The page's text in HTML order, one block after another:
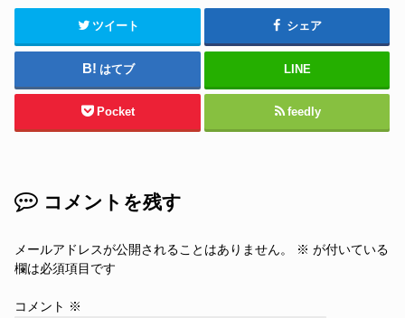
ツイート シェア
はてブ LINE
Pocket feedly
コメントを残す
メールアドレスが公開されることはありません。 ※ が付いている
欄は必須項目です
コメント ※